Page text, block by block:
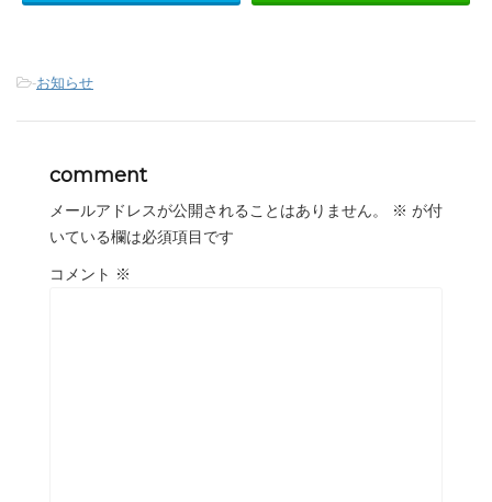
-お知らせ
comment
メールアドレスが公開されることはありません。 ※ が付
いている欄は必須項目です
コメント ※